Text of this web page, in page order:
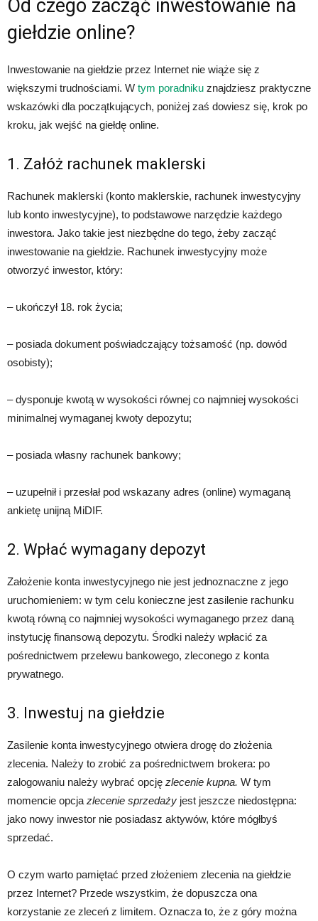
Od czego zacząć inwestowanie na
giełdzie online?
Inwestowanie na giełdzie przez Internet nie wiąże się z
większymi trudnościami. W tym poradniku znajdziesz praktyczne
wskazówki dla początkujących, poniżej zaś dowiesz się, krok po
kroku, jak wejść na giełdę online.
1. Załóż rachunek maklerski
Rachunek maklerski (konto maklerskie, rachunek inwestycyjny
lub konto inwestycyjne), to podstawowe narzędzie każdego
inwestora. Jako takie jest niezbędne do tego, żeby zacząć
inwestowanie na giełdzie. Rachunek inwestycyjny może
otworzyć inwestor, który:
– ukończył 18. rok życia;
– posiada dokument poświadczający tożsamość (np. dowód
osobisty);
– dysponuje kwotą w wysokości równej co najmniej wysokości
minimalnej wymaganej kwoty depozytu;
– posiada własny rachunek bankowy;
– uzupełnił i przesłał pod wskazany adres (online) wymaganą
ankietę unijną MiDIF.
2. Wpłać wymagany depozyt
Założenie konta inwestycyjnego nie jest jednoznaczne z jego
uruchomieniem: w tym celu konieczne jest zasilenie rachunku
kwotą równą co najmniej wysokości wymaganego przez daną
instytucję finansową depozytu. Środki należy wpłacić za
pośrednictwem przelewu bankowego, zleconego z konta
prywatnego.
3. Inwestuj na giełdzie
Zasilenie konta inwestycyjnego otwiera drogę do złożenia
zlecenia. Należy to zrobić za pośrednictwem brokera: po
zalogowaniu należy wybrać opcję zlecenie kupna. W tym
momencie opcja zlecenie sprzedaży jest jeszcze niedostępna:
jako nowy inwestor nie posiadasz aktywów, które mógłbyś
sprzedać.
O czym warto pamiętać przed złożeniem zlecenia na giełdzie
przez Internet? Przede wszystkim, że dopuszcza ona
korzystanie ze zleceń z limitem. Oznacza to, że z góry można